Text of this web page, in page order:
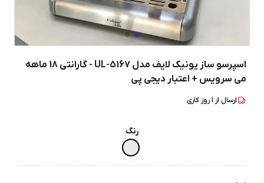
اسپرسو ساز یونیک لایف مدل UL-5167 - گارانتی 18 ماهه
می سرویس + اعتبار دیجی پی
ارسال از 1روز کاری
رنگ